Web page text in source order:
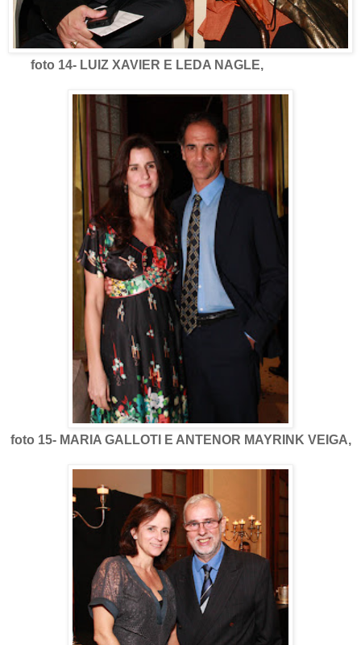
foto 14- LUIZ XAVIER E LEDA NAGLE,
foto 15- MARIA GALLOTI E ANTENOR MAYRINK VEIGA,